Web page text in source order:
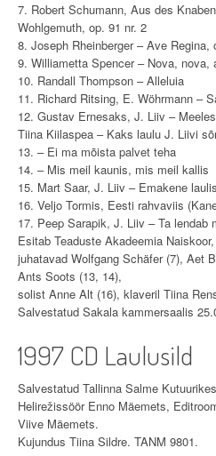
7. Robert Schumann, Aus des
Wohlgemuth, op. 91 nr. 2
8. Joseph Rheinberger – Ave Regina,
9. Williametta Spencer – Nova, nova,
10. Randall Thompson – Alleluia
11. Richard Ritsing, E. Wöhrmann –
12. Gustav Ernesaks, J. Liiv –
Tiina Kiilaspea – Kaks laulu J. Liivi
13. – Ei ma mõista palvet teha
14. – Mis meil kaunis, mis meil kallis
15. Mart Saar, J. Liiv – Emakene
16. Veljo Tormis, Eesti rahvaviis
17. Peep Sarapik, J. Liiv – Ta lendab
Esitab Teaduste Akadeemia
juhatavad Wolfgang Schäfer (7), Aet
Ants Soots (13, 14),
solist Anne Alt (16), klaveril Tiina
Salvestatud Sakala kammersaalis
1997 CD Laulusild
Salvestatud Tallinna Salme
Helirežissöör Enno Mäemets,
Viive Mäemets.
Kujundus Tiina Sildre. TANM 9801.